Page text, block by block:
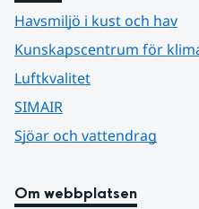
Havsmiljö i kust och hav
Kunskapscentrum för
Luftkvalitet
SIMAIR
Sjöar och vattendrag
Om webbplatsen